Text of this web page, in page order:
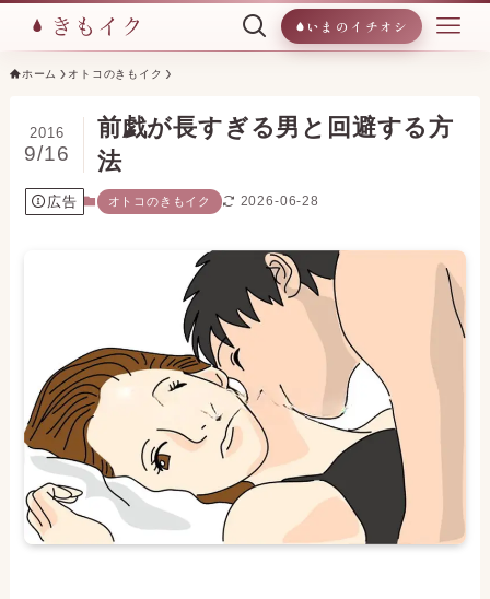
いまのイチオシ
ホーム オトコのきもイク
前戯が長すぎる男と回避する方
法
2016
9/16
広告 オトコのきもイク 2026-06-28